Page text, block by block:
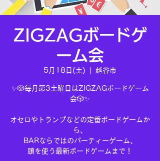
ZIGZAGボードゲ
ーム会
5月18日(土) 越谷市
✨🎲毎月第3土曜日はZIGZAGボードゲーム
会🎲✨
オセロやトランプなどの定番ボードゲームか
ら、
BARならではのパーティーゲーム、
頭を使う最新ボードゲームまで！